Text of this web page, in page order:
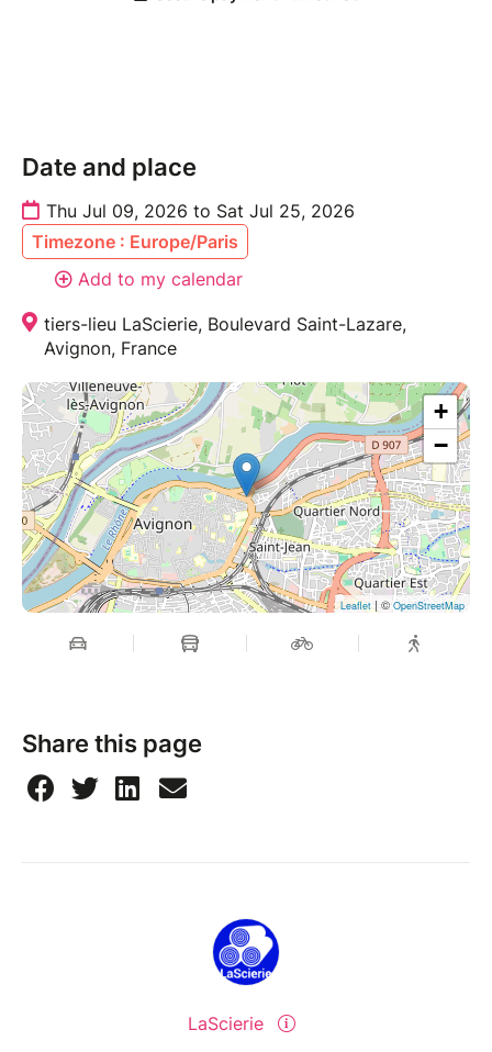
Date and place
Thu Jul 09, 2026 to Sat Jul 25, 2026
Timezone : Europe/Paris
Add to my calendar
tiers-lieu LaScierie, Boulevard Saint-Lazare,
Avignon, France
+
−
Leaflet| ©OpenStreetMap
Share this page
LaScierie